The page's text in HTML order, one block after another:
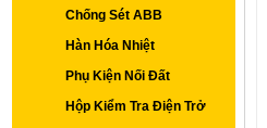
Chống Sét ABB
Hàn Hóa Nhiệt
Phụ Kiện Nối Đất
Hộp Kiểm Tra Điện Trở